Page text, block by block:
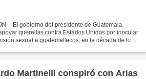
– El gobierno del presidente de Guatemala,
querellas contra Estados Unidos por inocular
sexual a guatemaltecos, en la década de los
Martinelli conspiró con Arias